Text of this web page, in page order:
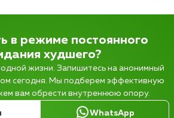
в режиме постоянного
худшего?
жизни. Запишитесь на анонимный
сегодня. Мы подберем эффективную
вам обрести внутреннюю опору.
WhatsApp